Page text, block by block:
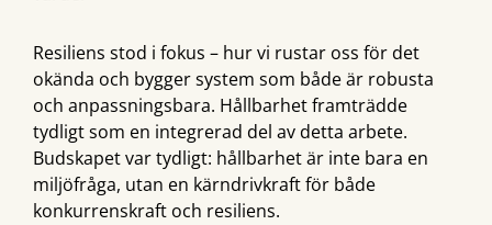
Resiliens stod i fokus – hur vi rustar oss för det
okända och bygger system som både är robusta
och anpassningsbara. Hållbarhet framträdde
tydligt som en integrerad del av detta arbete.
Budskapet var tydligt: hållbarhet är inte bara en
miljöfråga, utan en kärndrivkraft för både
konkurrenskraft och resiliens.